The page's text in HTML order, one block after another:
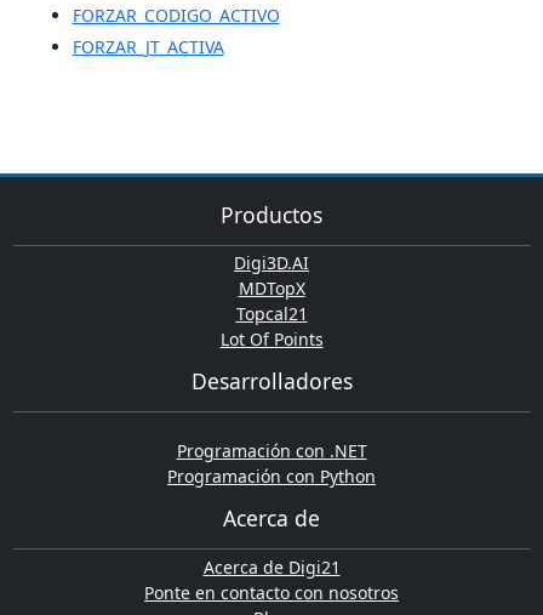
FORZAR_CODIGO_ACTIVO
FORZAR_JT_ACTIVA
Productos
Digi3D.AI
MDTopX
Topcal21
Lot Of Points
Desarrolladores
Programación con .NET
Programación con Python
Acerca de
Acerca de Digi21
Ponte en contacto con nosotros